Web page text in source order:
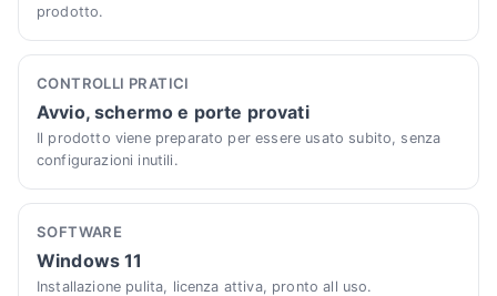
prodotto.
CONTROLLI PRATICI
Avvio, schermo e porte provati
Il prodotto viene preparato per essere usato subito, senza
configurazioni inutili.
SOFTWARE
Windows 11
Installazione pulita, licenza attiva, pronto all uso.